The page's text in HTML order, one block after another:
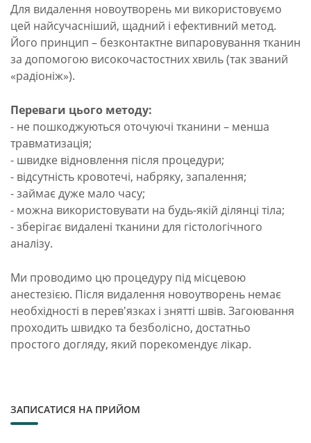
Для видалення новоутворень ми використовуємо
цей найсучасніший, щадний і ефективний метод.
Його принцип – безконтактне випаровування тканин
за допомогою високочастостних хвиль (так званий
«радіоніж»).
Переваги цього методу:
- не пошкоджуються оточуючі тканини – менша
травматизація;
- швидке відновлення після процедури;
- відсутність кровотечі, набряку, запалення;
- займає дуже мало часу;
- можна використовувати на будь-якій ділянці тіла;
- зберігає видалені тканини для гістологічного
аналізу.
Ми проводимо цю процедуру під місцевою
анестезією. Після видалення новоутворень немає
необхідності в перев'язках і знятті швів. Загоювання
проходить швидко та безболісно, достатньо
простого догляду, який порекомендує лікар.
ЗАПИСАТИСЯ НА ПРИЙОМ